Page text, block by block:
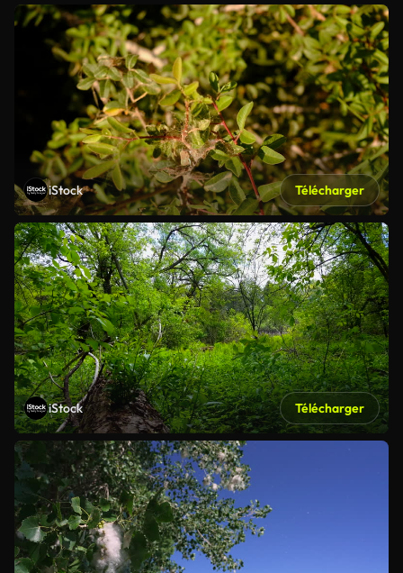
iStock Télécharger
iStock Télécharger